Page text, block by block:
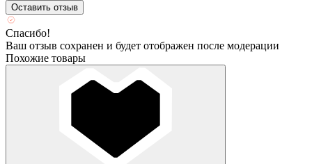
Оставить отзыв
Спасибо!
Ваш отзыв сохранен и будет отображен после модерации
Похожие товары